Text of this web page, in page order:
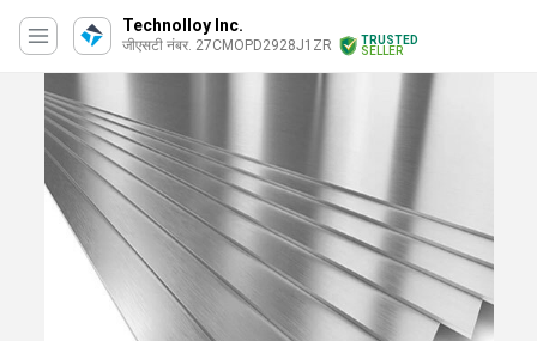
Technolloy Inc.
जीएसटी नंबर. 27CMOPD2928J1ZR
TRUSTED
SELLER